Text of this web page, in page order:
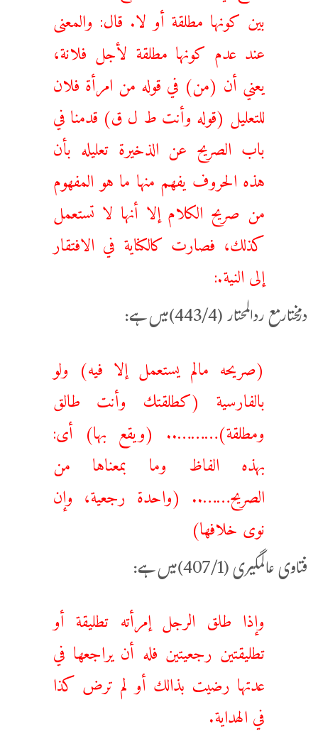
بين كونها مطلقة أو لا. قال: والمعنى
عند عدم كونها مطلقة لأجل فلانة،
يعني أن (من) في قوله من امرأة فلان
للتعليل (قوله وأنت ط ل ق) قدمنا في
باب الصريح عن الذخيرة تعليله بأن
هذه الحروف يفهم منها ما هو المفهوم
من صريح الكلام إلا أنها لا تستعمل
كذلك، فصارت كالكناية في الافتقار
إلى النية.:
درمختارمع ردالمحتار (443/4)میں ہے:
(صريحه مالم يستعمل إلا فيه) ولو
بالفارسية (كطلقتك وأنت طالق
ومطلقة)……….. (ويقع بها) أى:
بهذه الفاظ وما بمعناها من
الصريح…….. (واحدة رجعية، وإن
نوى خلافها)
فتاوی عالمگیری (407/1)میں ہے:
وإذا طلق الرجل إمرأته تطليقة أو
تطليقتين رجعيتين فله أن يراجعها في
عدتها رضيت بذالك أو لم ترض كذا
في الهداية.